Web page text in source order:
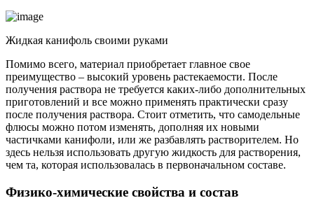
Жидкая канифоль своими руками
Помимо всего, материал приобретает главное свое
преимущество – высокий уровень растекаемости. После
получения раствора не требуется каких-либо дополнительных
приготовлений и все можно применять практически сразу
после получения раствора. Стоит отметить, что самодельные
флюсы можно потом изменять, дополняя их новыми
частичками канифоли, или же разбавлять растворителем. Но
здесь нельзя использовать другую жидкость для растворения,
чем та, которая использовалась в первоначальном составе.
Физико-химические свойства и состав